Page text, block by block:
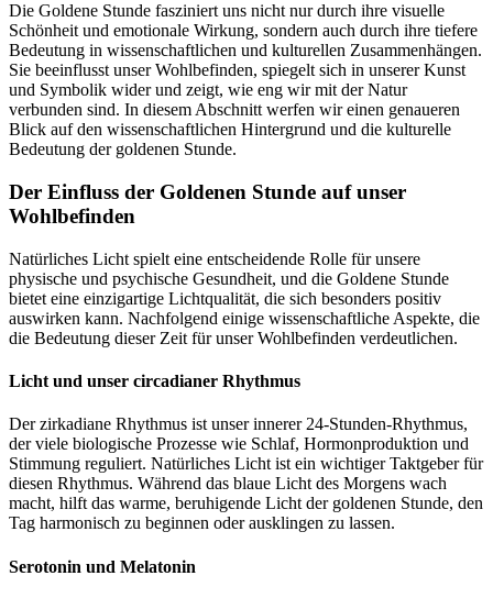
Die Goldene Stunde fasziniert uns nicht nur durch ihre visuelle
Schönheit und emotionale Wirkung, sondern auch durch ihre tiefere
Bedeutung in wissenschaftlichen und kulturellen Zusammenhängen.
Sie beeinflusst unser Wohlbefinden, spiegelt sich in unserer Kunst
und Symbolik wider und zeigt, wie eng wir mit der Natur
verbunden sind. In diesem Abschnitt werfen wir einen genaueren
Blick auf den wissenschaftlichen Hintergrund und die kulturelle
Bedeutung der goldenen Stunde.
Der Einfluss der Goldenen Stunde auf unser
Wohlbefinden
Natürliches Licht spielt eine entscheidende Rolle für unsere
physische und psychische Gesundheit, und die Goldene Stunde
bietet eine einzigartige Lichtqualität, die sich besonders positiv
auswirken kann. Nachfolgend einige wissenschaftliche Aspekte, die
die Bedeutung dieser Zeit für unser Wohlbefinden verdeutlichen.
Licht und unser circadianer Rhythmus
Der zirkadiane Rhythmus ist unser innerer 24-Stunden-Rhythmus,
der viele biologische Prozesse wie Schlaf, Hormonproduktion und
Stimmung reguliert. Natürliches Licht ist ein wichtiger Taktgeber für
diesen Rhythmus. Während das blaue Licht des Morgens wach
macht, hilft das warme, beruhigende Licht der goldenen Stunde, den
Tag harmonisch zu beginnen oder ausklingen zu lassen.
Serotonin und Melatonin